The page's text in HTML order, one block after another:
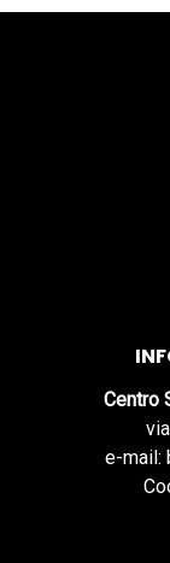
Centro
e-mail: